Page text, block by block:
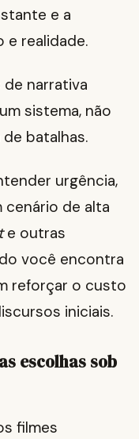
e a
e realidade.
narrativa
sistema, não
batalhas.
urgência,
de alta
e outras
você encontra
reforçar o custo
iniciais.
escolhas sob
filmes